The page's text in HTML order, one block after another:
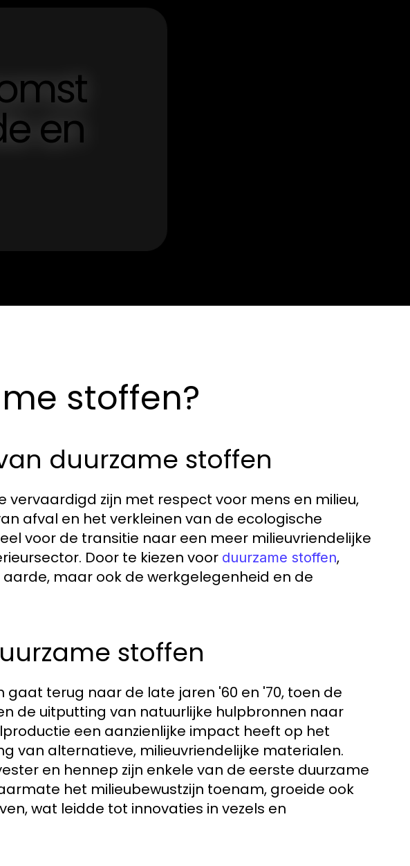
en
stoffen?
duurzame stoffen
vervaardigd zijn met respect voor mens en milieu,
afval en het verkleinen van de ecologische
voor de transitie naar een meer milieuvriendelijke
Door te kiezen voor duurzame stoffen,
maar ook de werkgelegenheid en de
stoffen
terug naar de late jaren '60 en '70, toen de
de uitputting van natuurlijke hulpbronnen naar
een aanzienlijke impact heeft op het
van alternatieve, milieuvriendelijke materialen.
en hennep zijn enkele van de eerste duurzame
het milieubewustzijn toenam, groeide ook
wat leidde tot innovaties in vezels en